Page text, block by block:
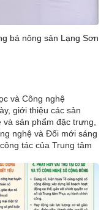
bá nông sản Lạng Sơn
và Công nghệ
giới thiệu các sản
sản phẩm đặc trưng,
nghệ và Đổi mới sáng
tác của Trung tâm